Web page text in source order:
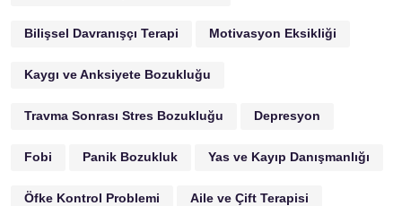
Bilişsel Davranışçı Terapi Motivasyon Eksikliği
Kaygı ve Anksiyete Bozukluğu
Travma Sonrası Stres Bozukluğu Depresyon
Fobi Panik Bozukluk Yas ve Kayıp Danışmanlığı
Öfke Kontrol Problemi Aile ve Çift Terapisi